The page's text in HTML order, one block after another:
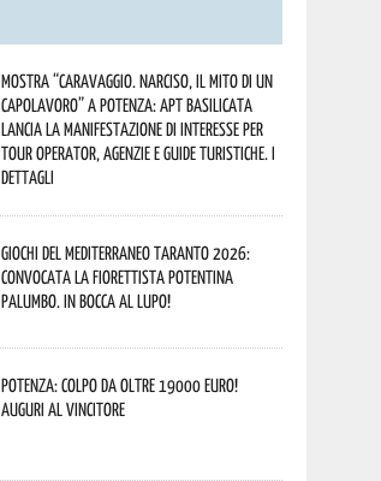
Mostra “Caravaggio. Narciso, il mito di un
capolavoro” a Potenza: APT Basilicata
lancia la manifestazione di interesse per
Tour Operator, Agenzie e Guide Turistiche. I
dettagli
Giochi del Mediterraneo Taranto 2026:
convocata la fiorettista potentina
Palumbo. In bocca al lupo!
Potenza: colpo da oltre 19000 Euro!
Auguri al vincitore